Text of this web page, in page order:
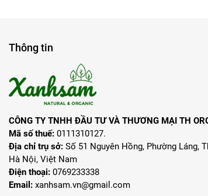
Thông tin
CÔNG TY TNHH ĐẦU TƯ VÀ THƯƠNG MẠI TH
Mã số thuế: 0111310127.
Địa chỉ trụ sở: Số 51 Nguyên Hồng, Phường Láng,
Hà Nội, Việt Nam
Điện thoại: 0769233338
Email: xanhsam.vn@gmail.com